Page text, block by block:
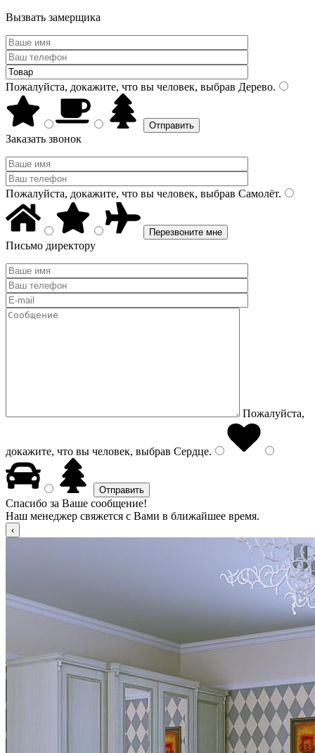
Вызвать замерщика
Пожалуйста, докажите, что вы человек, выбрав Дерево.
Заказать звонок
Пожалуйста, докажите, что вы человек, выбрав Самолёт.
Письмо директору
Пожалуйста,
докажите, что вы человек, выбрав Сердце.
Спасибо за Ваше сообщение!
Наш менеджер свяжется с Вами в ближайшее время.